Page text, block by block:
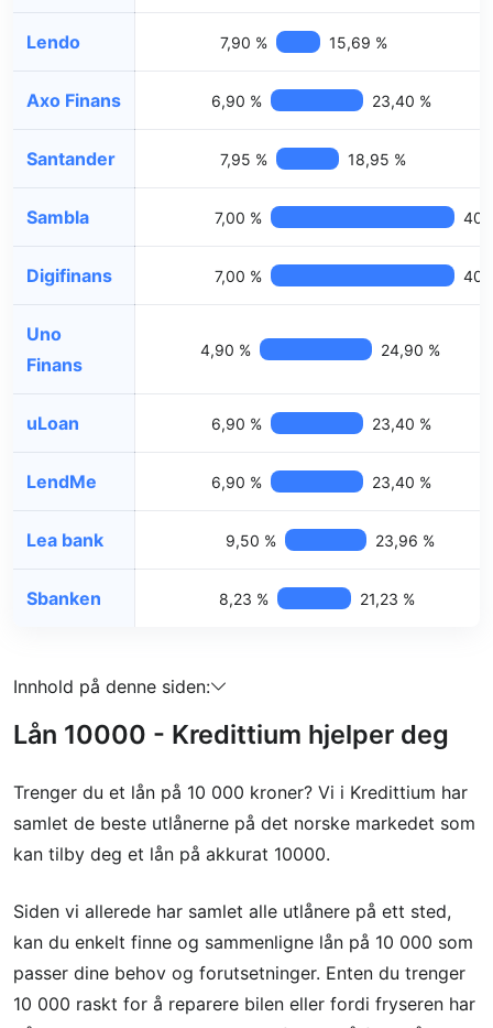
Lendo 7,90 % 15,69 %
Axo Finans 6,90 % 23,40 %
Santander 7,95 % 18,95 %
Sambla 7,00 %
Digifinans 7,00 %
Uno
Finans
4,90 % 24,90 %
uLoan 6,90 % 23,40 %
LendMe 6,90 % 23,40 %
Lea bank 9,50 % 23,96 %
Sbanken 8,23 % 21,23 %
Innhold på denne siden:
Lån 10000 - Kredittium hjelper deg
Trenger du et lån på 10 000 kroner? Vi i Kredittium har
samlet de beste utlånerne på det norske markedet som
kan tilby deg et lån på akkurat 10000.
Siden vi allerede har samlet alle utlånere på ett sted,
kan du enkelt finne og sammenligne lån på 10 000 som
passer dine behov og forutsetninger. Enten du trenger
10 000 raskt for å reparere bilen eller fordi fryseren har